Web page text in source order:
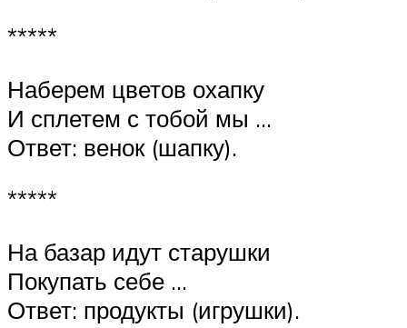
*****
Наберем цветов охапку
И сплетем с тобой мы …
Ответ: венок (шапку).
*****
На базар идут старушки
Покупать себе …
Ответ: продукты (игрушки).